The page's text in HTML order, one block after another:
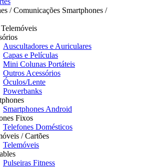
Smartphones /
Auscultadores e Auriculares
Capas e Películas
Mini Colunas Portáteis
Outros Acessórios
Óculos/Lente
Powerbanks
Smartphones Android
Fixos
Telefones Domésticos
/ Cartões
Telemóveis
Pulseiras Fitness